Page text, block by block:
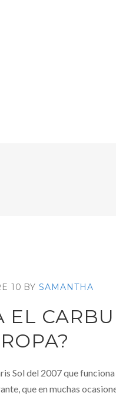
10 BY SAMANTHA
EL
Sol del 2007 que
que en muchas